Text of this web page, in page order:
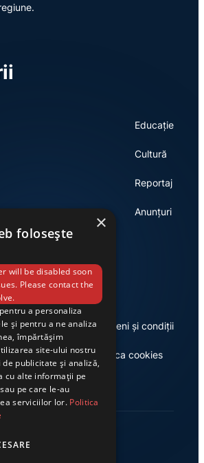
Educație
Cultură
Reportaj
Anunțuri
Termeni și condiții
Politica cookies
×
folosește
will be disabled soon
Please contact the
a personaliza
și pentru a ne analiza
împărtășim
site-ului nostru
publicitate și analiză,
cu alte informații pe
pe care le-au
serviciilor lor. Politica